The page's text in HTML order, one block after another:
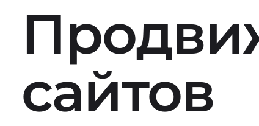
сайтов